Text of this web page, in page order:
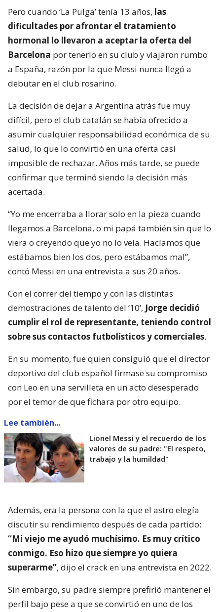
Pero cuando ‘La Pulga’ tenía 13 años, las
dificultades por afrontar el tratamiento
hormonal lo llevaron a aceptar la oferta del
Barcelona por tenerlo en su club y viajaron rumbo
a España, razón por la que Messi nunca llegó a
debutar en el club rosarino.
La decisión de dejar a Argentina atrás fue muy
difícil, pero el club catalán se había ofrecido a
asumir cualquier responsabilidad económica de su
salud, lo que lo convirtió en una oferta casi
imposible de rechazar. Años más tarde, se puede
confirmar que terminó siendo la decisión más
acertada.
“Yo me encerraba a llorar solo en la pieza cuando
llegamos a Barcelona, o mi papá también sin que lo
viera o creyendo que yo no lo veía. Hacíamos que
estábamos bien los dos, pero estábamos mal”,
contó Messi en una entrevista a sus 20 años.
Con el correr del tiempo y con las distintas
demostraciones de talento del ’10’, Jorge decidió
cumplir el rol de representante, teniendo control
sobre sus contactos futbolísticos y comerciales.
En su momento, fue quien consiguió que el director
deportivo del club español firmase su compromiso
con Leo en una servilleta en un acto desesperado
por el temor de que fichara por otro equipo.
Lee también...
Lionel Messi y el recuerdo de los
valores de su padre: "El respeto,
trabajo y la humildad"
Además, era la persona con la que el astro elegía
discutir su rendimiento después de cada partido:
“Mi viejo me ayudó muchísimo. Es muy crítico
conmigo. Eso hizo que siempre yo quiera
superarme”, dijo el crack en una entrevista en 2022.
Sin embargo, su padre siempre prefirió mantener el
perfil bajo pese a que se convirtió en uno de los